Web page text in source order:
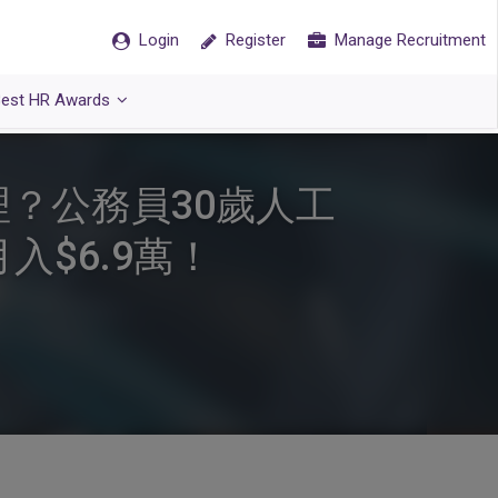
Login Register Manage Recruitment
HR Awards
公務員30歲人工
$6.9萬！